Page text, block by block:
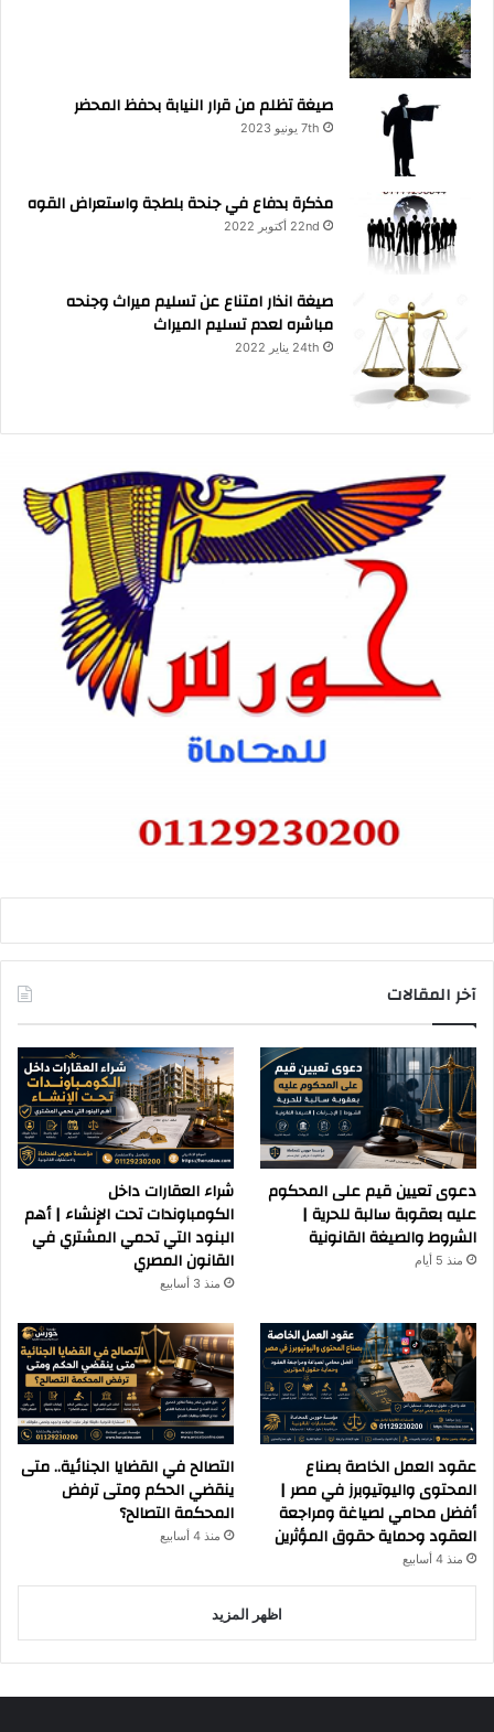
صيغة تظلم من قرار النيابة بحفظ المحضر
7th يونيو 2023
مذكرة بدفاع في جنحة بلطجة واستعراض القوه
22nd أكتوبر 2022
صيغة انذار امتناع عن تسليم ميراث وجنحه
مباشره لعدم تسليم الميراث
24th يناير 2022
آخر المقالات
دعوى تعيين قيم على المحكوم
عليه بعقوبة سالبة للحرية |
الشروط والصيغة القانونية
منذ 5 أيام
شراء العقارات داخل
الكومباوندات تحت الإنشاء | أهم
البنود التي تحمي المشتري في
القانون المصري
منذ 3 أسابيع
عقود العمل الخاصة بصناع
المحتوى واليوتيوبرز في مصر |
أفضل محامي لصياغة ومراجعة
العقود وحماية حقوق المؤثرين
منذ 4 أسابيع
التصالح في القضايا الجنائية.. متى
ينقضي الحكم ومتى ترفض
المحكمة التصالح؟
منذ 4 أسابيع
اظهر المزيد